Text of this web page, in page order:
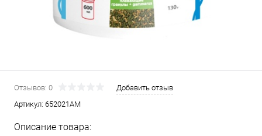
Отзывов: 0
Добавить отзыв
Артикул: 652021АМ
Описание товара: